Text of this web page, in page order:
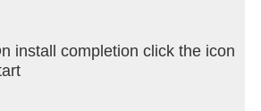
install completion click the icon